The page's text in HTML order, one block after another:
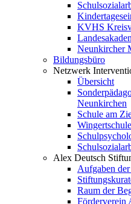
KVHS
Neunkircher
Bildungsbüro
Netzwerk
Übersicht
Neunkirchen
Schule am
Wingertschule
Alex Deutsch
Aufgaben
Raum der
Förderverein